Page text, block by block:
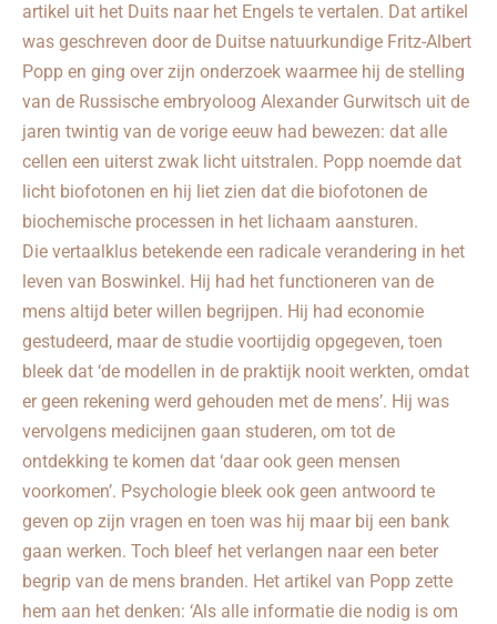
artikel uit het Duits naar het Engels te vertalen. Dat artikel
was geschreven door de Duitse natuurkundige Fritz-Albert
Popp en ging over zijn onderzoek waarmee hij de stelling
van de Russische embryoloog Alexander Gurwitsch uit de
jaren twintig van de vorige eeuw had bewezen: dat alle
cellen een uiterst zwak licht uitstralen. Popp noemde dat
licht biofotonen en hij liet zien dat die biofotonen de
biochemische processen in het lichaam aansturen.
Die vertaalklus betekende een radicale verandering in het
leven van Boswinkel. Hij had het functioneren van de
mens altijd beter willen begrijpen. Hij had economie
gestudeerd, maar de studie voortijdig opgegeven, toen
bleek dat ‘de modellen in de praktijk nooit werkten, omdat
er geen rekening werd gehouden met de mens’. Hij was
vervolgens medicijnen gaan studeren, om tot de
ontdekking te komen dat ‘daar ook geen mensen
voorkomen’. Psychologie bleek ook geen antwoord te
geven op zijn vragen en toen was hij maar bij een bank
gaan werken. Toch bleef het verlangen naar een beter
begrip van de mens branden. Het artikel van Popp zette
hem aan het denken: ‘Als alle informatie die nodig is om